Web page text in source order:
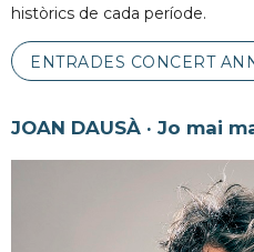
històrics de cada període.
ENTRADES CONCERT
JOAN DAUSÀ · Jo mai